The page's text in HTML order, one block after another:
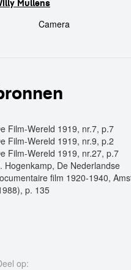
Mullens
Camera
Film-Wereld 1919, nr.7, p.7
Film-Wereld 1919, nr.9, p.2
Film-Wereld 1919, nr.27, p.7
Hogenkamp, De Nederlandse
film 1920-1940,
p. 135
op: